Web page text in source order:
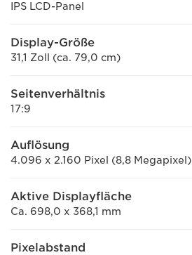
IPS LCD-Panel
Display-Größe
31,1 Zoll (ca. 79,0 cm)
Seitenverhältnis
17:9
Auflösung
4.096 x 2.160 Pixel (8,8 Megapixel)
Aktive Displayfläche
Ca. 698,0 x 368,1 mm
Pixelabstand